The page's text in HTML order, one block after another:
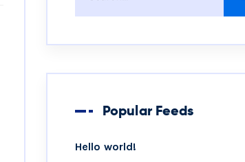
Popular Feeds
Hello world!